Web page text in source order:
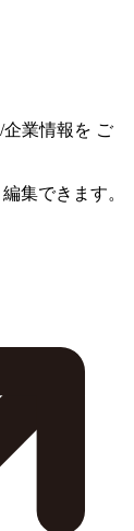
企業情報を ご
集できます。